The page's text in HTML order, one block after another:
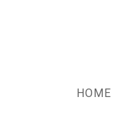
HOME